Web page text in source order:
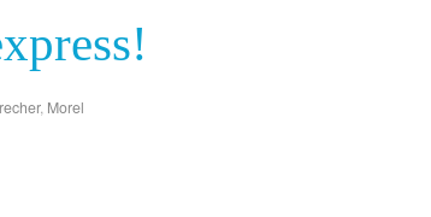
, Morel